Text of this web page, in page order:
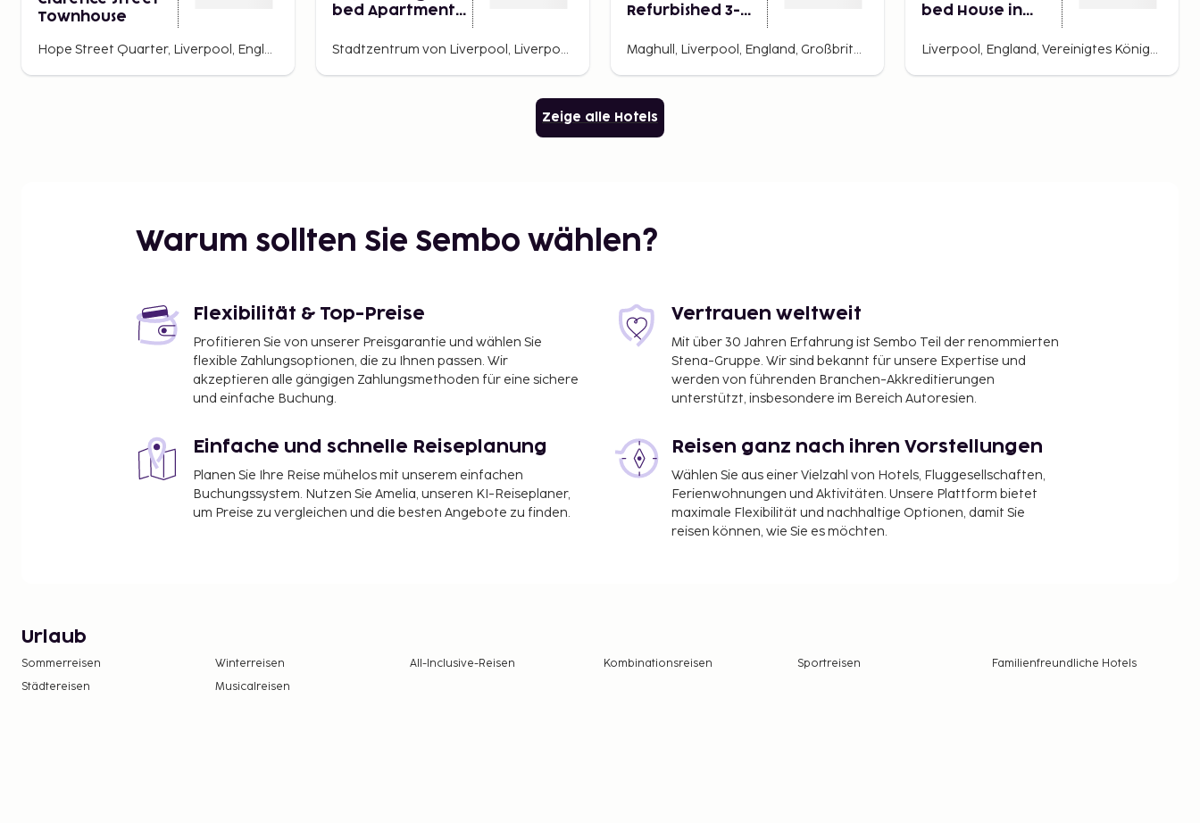
Townhouse
Hope Street Quarter, Liverpool, England, Großbritannien
bed Apartment
Stadtzentrum von Liverpool, Liverpool, England, Großbritannien
Refurbished 3-
Liverpool
Maghull, Liverpool, England, Großbritannien
bed House in
Liverpool, England, Vereinigtes Königreich
Zeige alle Hotels
Warum sollten Sie Sembo wählen?
Flexibilität & Top-Preise
Profitieren Sie von unserer Preisgarantie und wählen Sie
flexible Zahlungsoptionen, die zu Ihnen passen. Wir
akzeptieren alle gängigen Zahlungsmethoden für eine sichere
und einfache Buchung.
Vertrauen weltweit
Mit über 30 Jahren Erfahrung ist Sembo Teil der renommierten
Stena-Gruppe. Wir sind bekannt für unsere Expertise und
werden von führenden Branchen-Akkreditierungen
unterstützt, insbesondere im Bereich Autoresien.
Einfache und schnelle Reiseplanung
Planen Sie Ihre Reise mühelos mit unserem einfachen
Buchungssystem. Nutzen Sie Amelia, unseren KI-Reiseplaner,
um Preise zu vergleichen und die besten Angebote zu finden.
Reisen ganz nach ihren Vorstellungen
Wählen Sie aus einer Vielzahl von Hotels, Fluggesellschaften,
Ferienwohnungen und Aktivitäten. Unsere Plattform bietet
maximale Flexibilität und nachhaltige Optionen, damit Sie
reisen können, wie Sie es möchten.
Urlaub
Sommerreisen Winterreisen All-Inclusive-Reisen Kombinationsreisen Sportreisen
Familienfreundliche Hotels
Städtereisen
Musicalreisen